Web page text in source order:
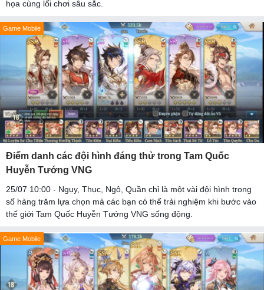
họa cùng lối chơi sâu sắc.
Game Mobile
Điểm danh các đội hình đáng thử trong Tam Quốc
Huyễn Tướng VNG
25/07 10:00 - Ngụy, Thục, Ngô, Quần chỉ là một vài đội hình trong
số hàng trăm lựa chọn mà các bạn có thể trải nghiệm khi bước vào
thế giới Tam Quốc Huyễn Tướng VNG sống động.
Game Mobile